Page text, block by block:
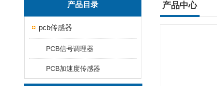
产品目录
pcb传感器
PCB信号调理器
PCB加速度传感器
产品中心